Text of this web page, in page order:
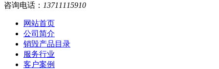
咨询电话： 13711115910
网站首页
公司简介
销毁产品目录
服务行业
客户案例